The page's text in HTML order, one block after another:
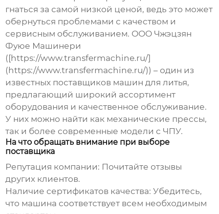
гнаться за самой низкой ценой, ведь это может
обернуться проблемами с качеством и
сервисным обслуживанием. ООО Чжэцзян
Фуюе Машинери
([https://www.transfermachine.ru/]
(https://www.transfermachine.ru/)) – один из
известных поставщиков машин для литья,
предлагающий широкий ассортимент
оборудования и качественное обслуживание.
У них можно найти как механические прессы,
так и более современные модели с ЧПУ.
На что обращать внимание при выборе
поставщика
Репутация компании: Почитайте отзывы
других клиентов.
Наличие сертификатов качества: Убедитесь,
что машина соответствует всем необходимым